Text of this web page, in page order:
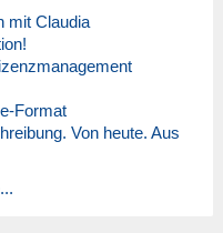
mit Claudia
Format
Von heute. Aus